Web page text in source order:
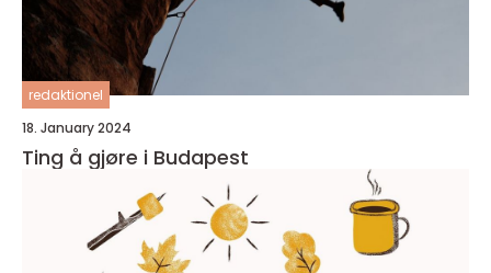
redaktionel
18. January 2024
Ting å gjøre i Budapest